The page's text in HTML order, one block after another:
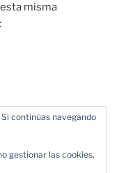
misma
continúas navegando
gestionar las cookies,